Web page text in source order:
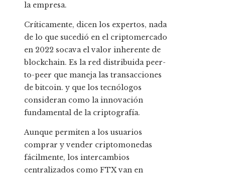
la empresa.
Críticamente, dicen los expertos, nada
de lo que sucedió en el criptomercado
en 2022 socava el valor inherente de
blockchain. Es la red distribuida peer-
to-peer que maneja las transacciones
de bitcoin. y que los tecnólogos
consideran como la innovación
fundamental de la criptografía.
Aunque permiten a los usuarios
comprar y vender criptomonedas
fácilmente, los intercambios
centralizados como FTX van en